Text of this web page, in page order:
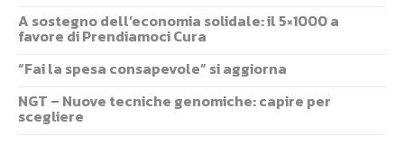
A sostegno dell’economia solidale: il 5×1000 a
favore di Prendiamoci Cura
“Fai la spesa consapevole” si aggiorna
NGT – Nuove tecniche genomiche: capire per
scegliere